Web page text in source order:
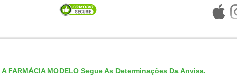
A FARMÁCIA MODELO Segue As Determinações Da Anvisa.